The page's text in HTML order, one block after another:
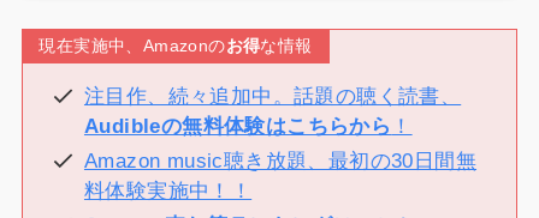
現在実施中、Amazonのお得な情報
注目作、続々追加中。話題の聴く読書、
Audibleの無料体験はこちらから ！
Amazon music聴き放題、最初の30日間無
料体験実施中！！